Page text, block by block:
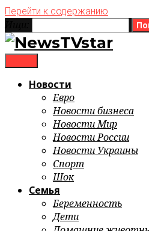
Перейти к содержанию
Новости
Евро
Новости бизнеса
Новости Мир
Новости России
Новости Украины
Спорт
Шок
Семья
Беременность
Дети